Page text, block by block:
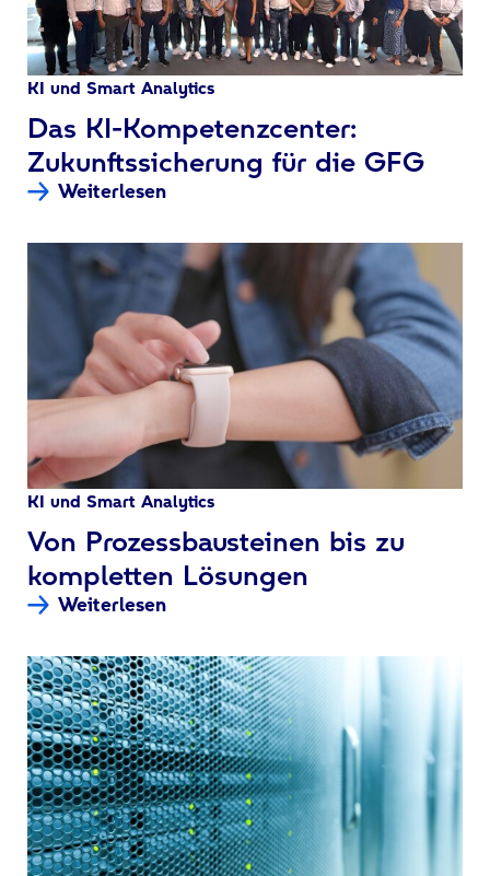
KI und Smart Analytics
:Das KI-Kompetenzcenter:
Zukunftssicherung für die GFG
Weiterlesen
KI und Smart Analytics
:
Von Prozessbausteinen bis zu
kompletten Lösungen
Weiterlesen